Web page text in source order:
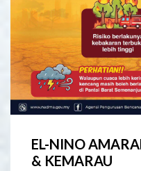
EL-NINO
& KEMARAU